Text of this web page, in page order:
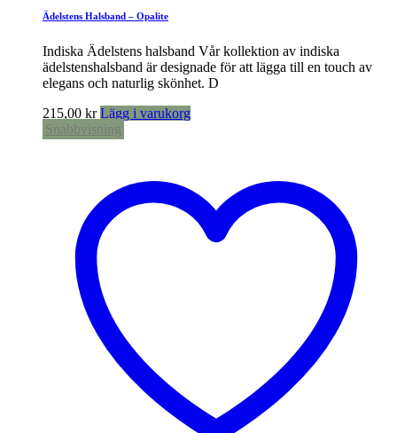
Ädelstens Halsband – Opalite
Indiska Ädelstens halsband Vår kollektion av indiska
ädelstenshalsband är designade för att lägga till en touch av
elegans och naturlig skönhet. D
215,00 kr Lägg i varukorg
Snabbvisning